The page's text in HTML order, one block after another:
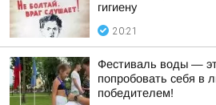
гигиену
20:21
Фестиваль воды —
попробовать себя в
победителем!